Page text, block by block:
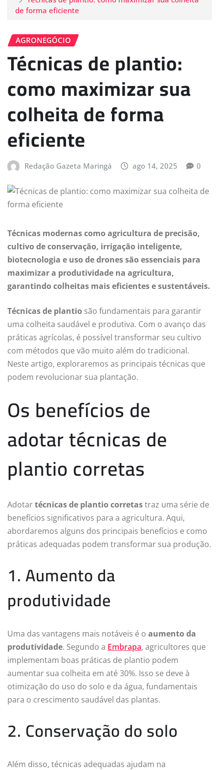
de forma eficiente
AGRONEGÓCIO
Técnicas de plantio:
como maximizar sua
colheita de forma
eficiente
Redação Gazeta Maringá ago 14, 2025 0
Técnicas modernas como agricultura de precisão,
cultivo de conservação, irrigação inteligente,
biotecnologia e uso de drones são essenciais para
maximizar a produtividade na agricultura,
garantindo colheitas mais eficientes e sustentáveis.
Técnicas de plantio são fundamentais para garantir
uma colheita saudável e produtiva. Com o avanço das
práticas agrícolas, é possível transformar seu cultivo
com métodos que vão muito além do tradicional.
Neste artigo, exploraremos as principais técnicas que
podem revolucionar sua plantação.
Os benefícios de
adotar técnicas de
plantio corretas
Adotartécnicas de plantio corretastraz uma série de
benefícios significativos para a agricultura. Aqui,
abordaremos alguns dos principais benefícios e como
práticas adequadas podem transformar sua produção.
1. Aumento da
produtividade
Uma das vantagens mais notáveis é o aumento da
produtividade. Segundo a Embrapa, agricultores que
implementam boas práticas de plantio podem
aumentar sua colheita em até 30%. Isso se deve à
otimização do uso do solo e da água, fundamentais
para o crescimento saudável das plantas.
2. Conservação do solo
Além disso, técnicas adequadas ajudam na